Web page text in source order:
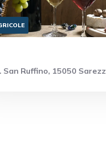
San Ruffino, 15050